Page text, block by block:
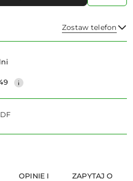
Zostaw telefon
OPINIE I
ZAPYTAJ O